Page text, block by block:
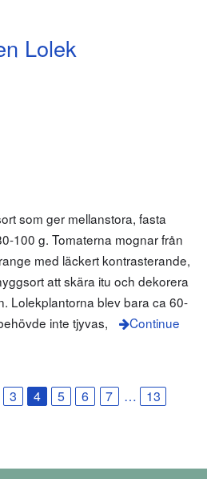
Lolek
som ger mellanstora, fasta
100 g. Tomaterna mognar från
med läckert kontrasterande,
att skära itu och dekorera
Lolekplantorna blev bara ca 60-
inte tjyvas,
Continue
3 4 5 6 7 …
13